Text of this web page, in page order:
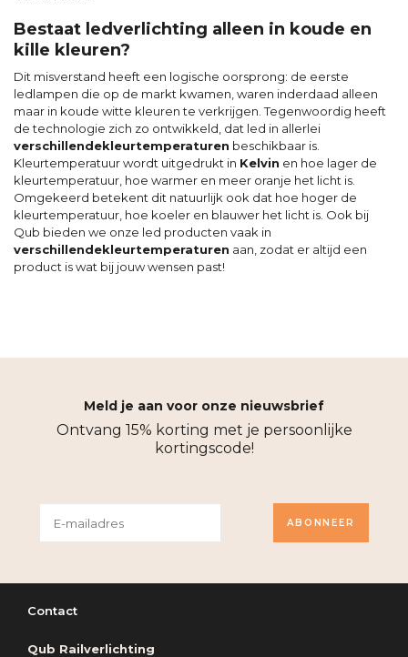
Bestaat ledverlichting alleen in koude en
kille kleuren?
Dit misverstand heeft een logische oorsprong: de eerste
ledlampen die op de markt kwamen, waren inderdaad alleen
maar in koude witte kleuren te verkrijgen. Tegenwoordig heeft
de technologie zich zo ontwikkeld, dat led in allerlei
verschillendekleurtemperaturen beschikbaar is.
Kleurtemperatuur wordt uitgedrukt in Kelvin en hoe lager de
kleurtemperatuur, hoe warmer en meer oranje het licht is.
Omgekeerd betekent dit natuurlijk ook dat hoe hoger de
kleurtemperatuur, hoe koeler en blauwer het licht is. Ook bij
Qub bieden we onze led producten vaak in
verschillendekleurtemperaturen aan, zodat er altijd een
product is wat bij jouw wensen past!
Meld je aan voor onze nieuwsbrief
Ontvang 15% korting met je persoonlijke
kortingscode!
ABONNEER
Contact
Qub Railverlichting